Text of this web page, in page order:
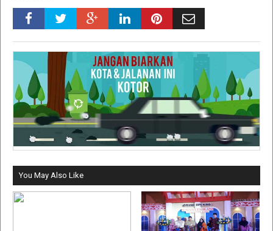
You May Also Like